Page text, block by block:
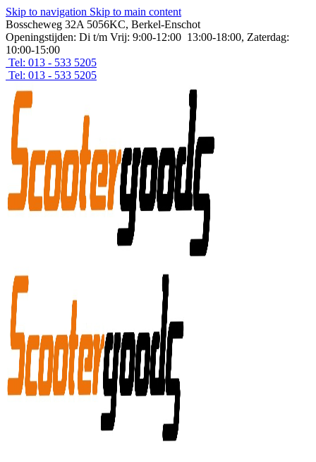
Skip to navigation Skip to main content
Bosscheweg 32A 5056KC, Berkel-Enschot
Openingstijden: Di t/m Vrij: 9:00-12:00 13:00-18:00, Zaterdag:
10:00-15:00
Tel: 013 - 533 5205
Tel: 013 - 533 5205